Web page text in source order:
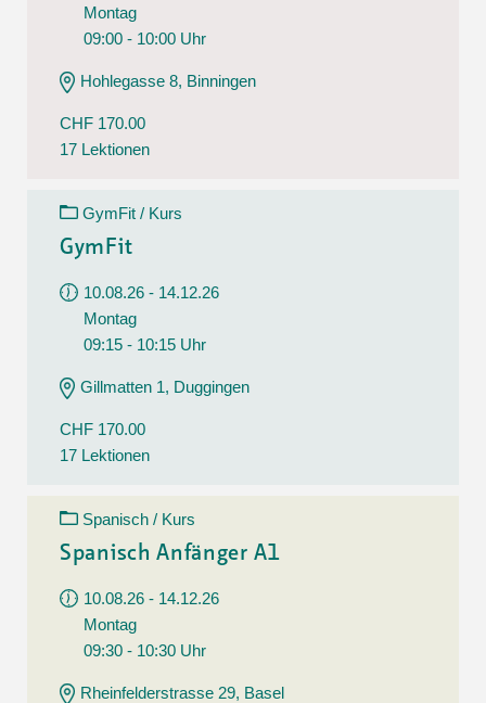
Montag
09:00 - 10:00 Uhr
Hohlegasse 8, Binningen
CHF 170.00
17 Lektionen
GymFit / Kurs
GymFit
10.08.26 - 14.12.26
Montag
09:15 - 10:15 Uhr
Gillmatten 1, Duggingen
CHF 170.00
17 Lektionen
Spanisch / Kurs
Spanisch Anfänger A1
10.08.26 - 14.12.26
Montag
09:30 - 10:30 Uhr
Rheinfelderstrasse 29, Basel